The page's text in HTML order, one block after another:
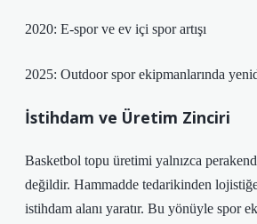
2020: E-spor ve ev içi spor artışı
2025: Outdoor spor ekipmanlarında
İstihdam ve Üretim Zinciri
Basketbol topu üretimi yalnızca
değildir. Hammadde tedarikinden
istihdam alanı yaratır. Bu yönüyle spor